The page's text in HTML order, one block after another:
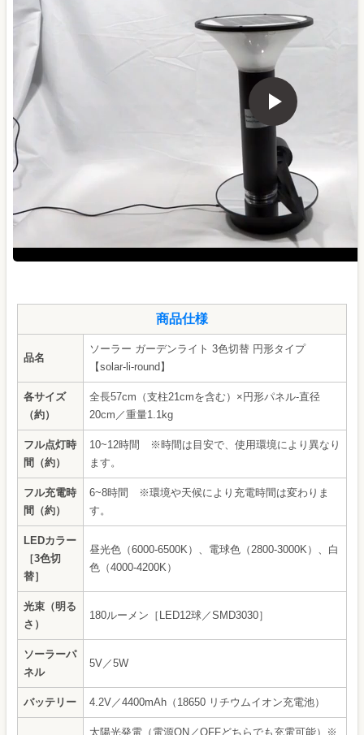
商品仕様
品名
ソーラー ガーデンライト 3色切替 円形タイプ
【solar-li-round】
各サイズ
（約）
全長57cm（支柱21cmを含む）×円形パネル-直径
20cm／重量1.1kg
フル点灯時
間（約）
10~12時間 ※時間は目安で、使用環境により異なり
ます。
フル充電時
間（約）
6~8時間 ※環境や天候により充電時間は変わりま
す。
LEDカラー
［3色切
替］
昼光色（6000-6500K）、電球色（2800-3000K）、白
色（4000-4200K）
光束（明る
さ）
180ルーメン［LED12球／SMD3030］
ソーラーパ
ネル
5V／5W
バッテリー 4.2V／4400mAh（18650 リチウムイオン充電池）
太陽光発電（電源ON／OFFどちらでも充電可能）※